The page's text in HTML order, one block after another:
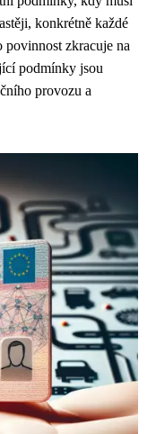
konkrétně každé
povinnost zkracuje na
podmínky jsou
provozu a